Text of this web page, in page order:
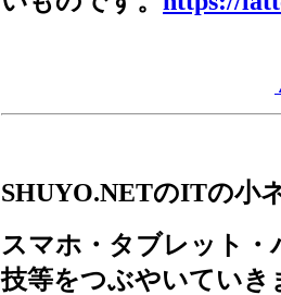
SHUYO.NETのITの小
スマホ・タブレット・
技等をつぶやいていき